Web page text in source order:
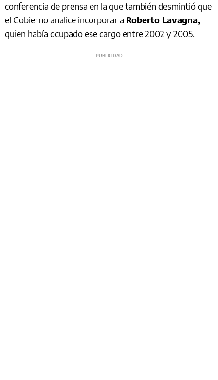
conferencia de prensa en la que también desmintió que
el Gobierno analice incorporar a Roberto Lavagna,
quien había ocupado ese cargo entre 2002 y 2005.